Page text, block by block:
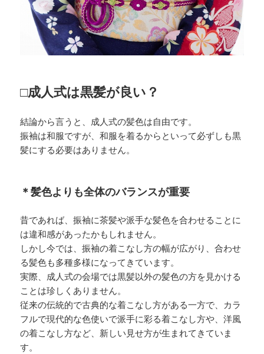
□成人式は黒髪が良い？
結論から言うと、成人式の髪色は自由です。
振袖は和服ですが、和服を着るからといって必ずしも黒
髪にする必要はありません。
＊髪色よりも全体のバランスが重要
昔であれば、振袖に茶髪や派手な髪色を合わせることに
は違和感があったかもしれません。
しかし今では、振袖の着こなし方の幅が広がり、合わせ
る髪色も多種多様になってきています。
実際、成人式の会場では黒髪以外の髪色の方を見かける
ことは珍しくありません。
従来の伝統的で古典的な着こなし方がある一方で、カラ
フルで現代的な色使いで派手に彩る着こなし方や、洋風
の着こなし方など、新しい見せ方が生まれてきていま
す。